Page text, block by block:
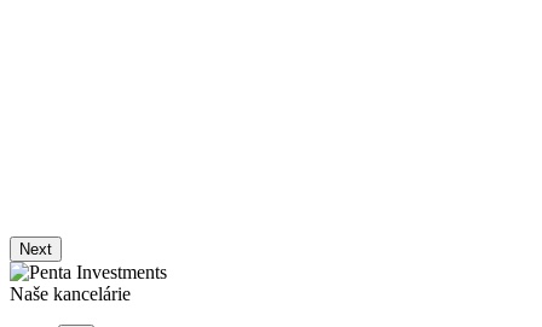
Next
Naše kancelárie